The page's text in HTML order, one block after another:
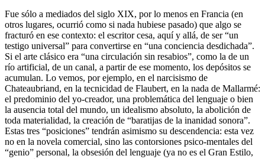
Fue sólo a mediados del siglo XIX, por lo menos en Francia (en
otros lugares, ocurrió como si nada hubiese pasado) que algo se
fracturó en ese contexto: el escritor cesa, aquí y allá, de ser “un
testigo universal” para convertirse en “una conciencia desdichada”.
Si el arte clásico era “una circulación sin resabios”, como la de un
río artificial, de un canal, a partir de ese momento, los depósitos se
acumulan. Lo vemos, por ejemplo, en el narcisismo de
Chateaubriand, en la tecnicidad de Flaubert, en la nada de Mallarmé:
el predominio del yo-creador, una problemática del lenguaje o bien
la ausencia total del mundo, un idealismo absoluto, la abolición de
toda materialidad, la creación de “baratijas de la inanidad sonora”.
Estas tres “posiciones” tendrán asimismo su descendencia: esta vez
no en la novela comercial, sino las contorsiones psico-mentales del
“genio” personal, la obsesión del lenguaje (ya no es el Gran Estilo,